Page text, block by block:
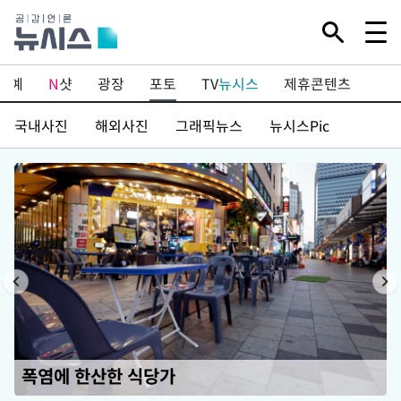
예 N샷 광장 포토 TV뉴시스
제휴콘텐츠
국내사진
해외사진 그래픽뉴스 뉴시스Pic
폭염에 한산한 식당가